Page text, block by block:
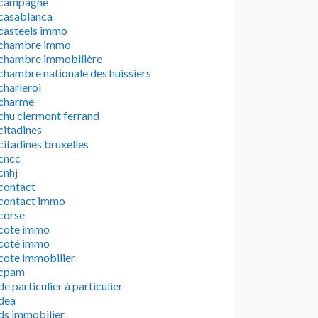
immo
immo
immobilière
nationale des huissiers
clermont ferrand
bruxelles
immo
immo
immo
immobilier
particulier à particulier
immobilier